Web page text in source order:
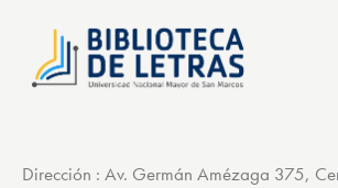
Dirección : Av. Germán Amézaga 375,